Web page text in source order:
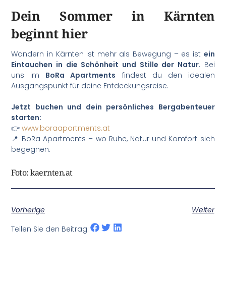
Dein Sommer in Kärnten
beginnt hier
Wandern in Kärnten ist mehr als Bewegung – es ist ein
Eintauchen in die Schönheit und Stille der Natur. Bei
uns im BoRa Apartments findest du den idealen
Ausgangspunkt für deine Entdeckungsreise.
Jetzt buchen und dein persönliches Bergabenteuer
starten:
👉www.boraapartments.at
📍 BoRa Apartments – wo Ruhe, Natur und Komfort sich
begegnen.
Foto: kaernten.at
Vorherige
Weiter
Teilen Sie den Beitrag: